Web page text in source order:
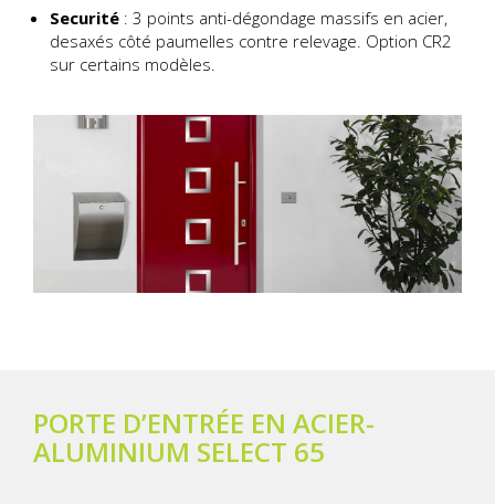
Securité : 3 points anti-dégondage massifs en acier,
desaxés côté paumelles contre relevage. Option CR2
sur certains modèles.
PORTE D’ENTRÉE EN ACIER-
ALUMINIUM SELECT 65